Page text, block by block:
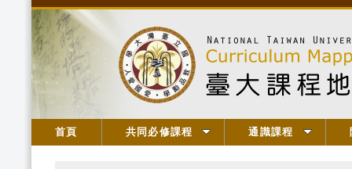
首頁 共同必修課程 通識課程